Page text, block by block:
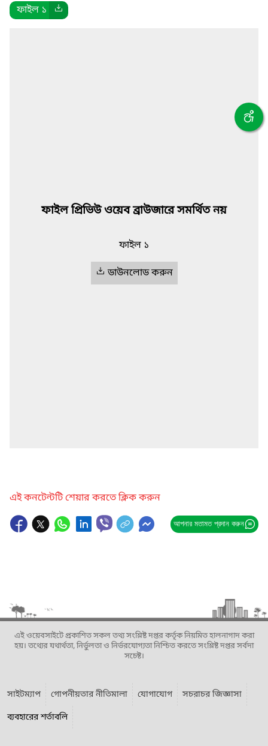
ফাইল ১
ফাইল প্রিভিউ ওয়েব ব্রাউজারে সমর্থিত নয়
ফাইল ১
ডাউনলোড করুন
এই কনটেন্টটি শেয়ার করতে ক্লিক করুন
আপনার মতামত প্রদান করুন
এই ওয়েবসাইটে প্রকাশিত সকল তথ্য সংশ্লিষ্ট দপ্তর কর্তৃক নিয়মিত হালনাগাদ করা
হয়। তথ্যের যথার্থতা, নির্ভুলতা ও নির্ভরযোগ্যতা নিশ্চিত করতে সংশ্লিষ্ট দপ্তর সর্বদা
সচেষ্ট।
সাইটম্যাপ গোপনীয়তার নীতিমালা যোগাযোগ
সচরাচর জিজ্ঞাসা
ব্যবহারের শর্তাবলি